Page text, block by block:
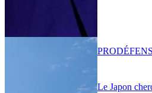
Le Japon
PRO